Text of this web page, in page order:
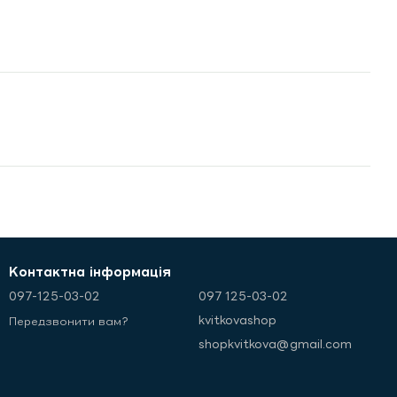
Контактна інформація
097-125-03-02
Передзвонити вам?
097 125-03-02
kvitkovashop
shopkvitkova@gmail.com